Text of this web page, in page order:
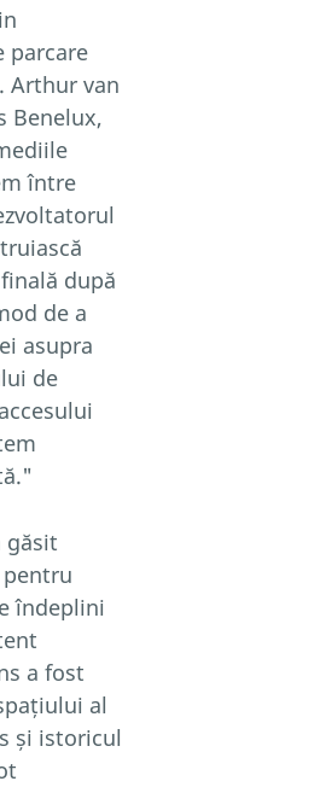
parcare
Arthur van
Benelux,
între
după
de a
asupra
de
găsit
îndeplini
a fost
al
și istoricul